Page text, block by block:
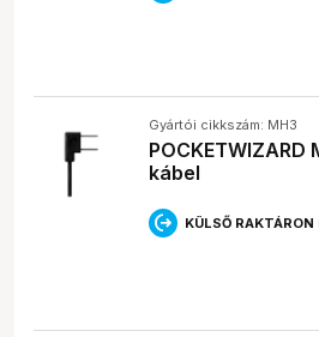
Gyártói cikkszám: MH3
kábel
KÜLSŐ